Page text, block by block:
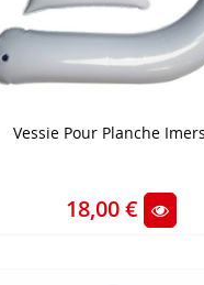
Vessie Pour Planche
18,00 €